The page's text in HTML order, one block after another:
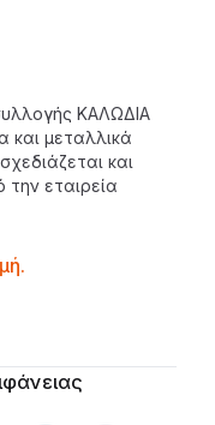
ΚΑΛΩΔΙΑ
και μεταλλικά
σχεδιάζεται και
εταιρεία